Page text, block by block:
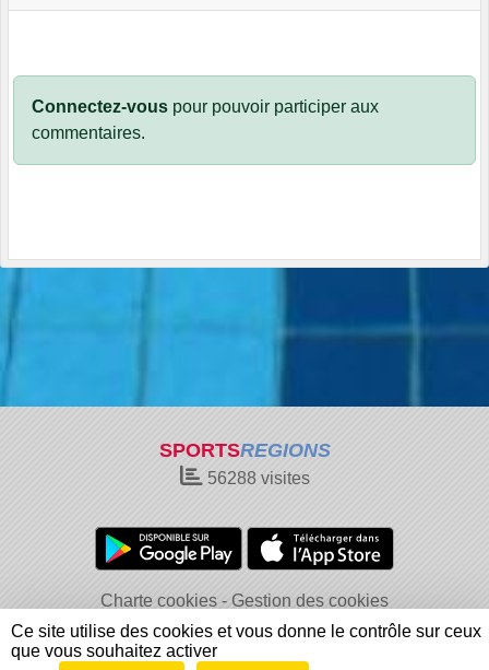
Connectez-vous pour pouvoir participer aux
commentaires.
SPORTSREGIONS
56288visites
Charte cookies
Gestion des cookies
Informations légales
Signaler un contenu inapproprié
Ce site utilise des cookies et vous donne le contrôle sur ceux
que vous souhaitez activer